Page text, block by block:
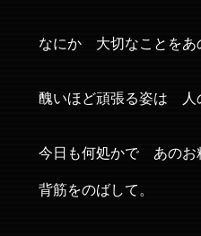
なにか 大切なことを
醜いほど頑張る姿は 人
今日も何処かで あのお
背筋をのばして。